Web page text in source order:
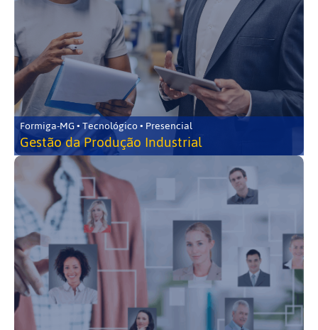
Formiga-MG • Tecnológico • Presencial
Gestão da Produção Industrial